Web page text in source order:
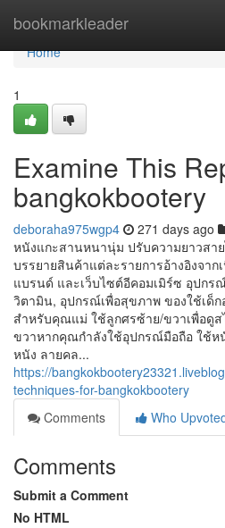
bookmarkleader
Home
Home
1
Examine This
bangkokbootery
deboraha975wgp4 271 days ago
หนังแกะสานหนานุ่ม ปรับความยาวสา
บรรยายสินค้าแต่ละรายการอ้างอิงจา
แบรนด์ และเว็บไซต์อีคอมเมิร์ซ อุปกร
วิตามิน, อุปกรณ์เพื่อสุขภาพ ของใช้เด็
สำหรับคุณแม่ ใช้ลูกศรซ้าย/ขวาเพื่อดู
ขวาหากคุณกำลังใช้อุปกรณ์มือถือ ใช้
หนัง ลายคล...
https://
techniques-for-bangkokbootery
Comments
Who
Comments
Submit a Comment
No HTML